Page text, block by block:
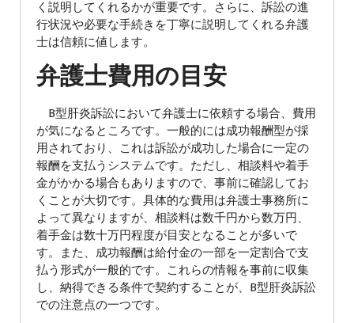
く説明してくれるかが重要です。さらに、訴訟の進
行状況や必要な手続きを丁寧に説明してくれる弁護
士は信頼に値します。
弁護士費用の目安
B型肝炎訴訟において弁護士に依頼する場合、費用
が気になるところです。一般的には成功報酬型が採
用されており、これは訴訟が成功した場合に一定の
報酬を支払うシステムです。ただし、相談料や着手
金がかかる場合もありますので、事前に確認してお
くことが大切です。具体的な費用は弁護士事務所に
よって異なりますが、相談料は数千円から数万円、
着手金は数十万円程度が目安となることが多いで
す。また、成功報酬は給付金の一部を一定割合で支
払う形式が一般的です。これらの情報を事前に収集
し、納得できる条件で契約することが、B型肝炎訴訟
での注意点の一つです。